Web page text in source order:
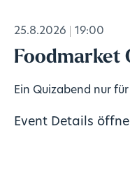
25.8.2026 19:00
Foodmarket
Ein Quizabend nur
Event Details